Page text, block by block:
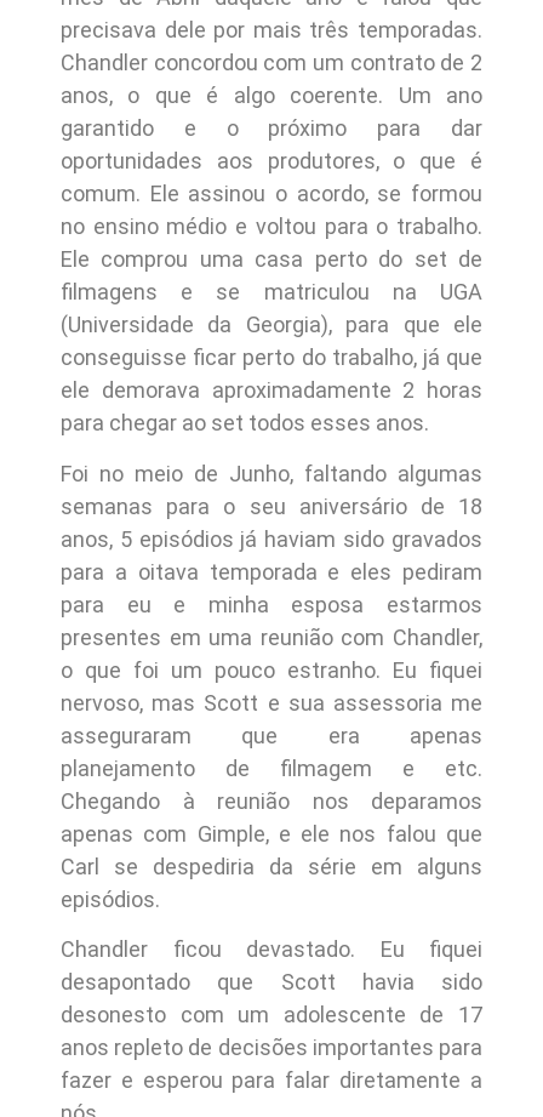
precisava dele por mais três temporadas.
Chandler concordou com um contrato de 2
anos, o que é algo coerente. Um ano
garantido e o próximo para dar
oportunidades aos produtores, o que é
comum. Ele assinou o acordo, se formou
no ensino médio e voltou para o trabalho.
Ele comprou uma casa perto do set de
filmagens e se matriculou na UGA
(Universidade da Georgia), para que ele
conseguisse ficar perto do trabalho, já que
ele demorava aproximadamente 2 horas
para chegar ao set todos esses anos.
Foi no meio de Junho, faltando algumas
semanas para o seu aniversário de 18
anos, 5 episódios já haviam sido gravados
para a oitava temporada e eles pediram
para eu e minha esposa estarmos
presentes em uma reunião com Chandler,
o que foi um pouco estranho. Eu fiquei
nervoso, mas Scott e sua assessoria me
asseguraram que era apenas
planejamento de filmagem e etc.
Chegando à reunião nos deparamos
apenas com Gimple, e ele nos falou que
Carl se despediria da série em alguns
episódios.
Chandler ficou devastado. Eu fiquei
desapontado que Scott havia sido
desonesto com um adolescente de 17
anos repleto de decisões importantes para
fazer e esperou para falar diretamente a